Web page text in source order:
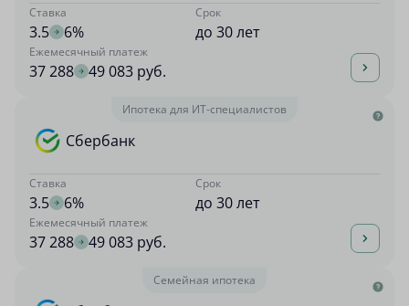
Ставка
3.5 6%
Срок
до 30 лет
Ежемесячный платеж
37 288 49 083 руб.
Ипотека для ИТ-специалистов
Сбербанк
Ставка
3.5 6%
Срок
до 30 лет
Ежемесячный платеж
37 288 49 083 руб.
Семейная ипотека